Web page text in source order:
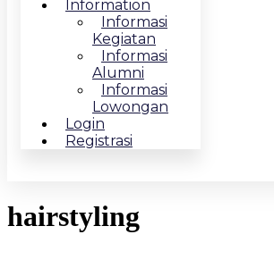
Information
Informasi
Kegiatan
Informasi
Alumni
Informasi
Lowongan
Login
Registrasi
hairstyling